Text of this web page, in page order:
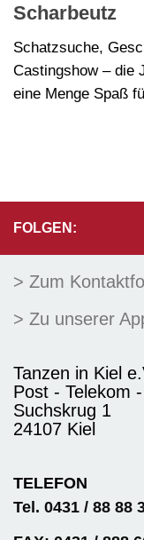
Scharbeutz
Schatzsuche,
Castingshow – die
eine Menge Spaß
FOLGEN:
> Zum
> Zu unserer
Tanzen in Kiel
Post - Telekom
Suchskrug 1
24107 Kiel
TELEFON
Tel. 0431 / 88 88